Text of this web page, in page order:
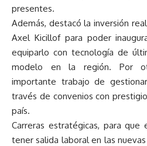
presentes.
Además, destacó la inversión
Axel Kicillof para poder
equiparlo con tecnología de
modelo en la región. Por
importante trabajo de
través de convenios con
país.
Carreras estratégicas, para que
tener salida laboral en las